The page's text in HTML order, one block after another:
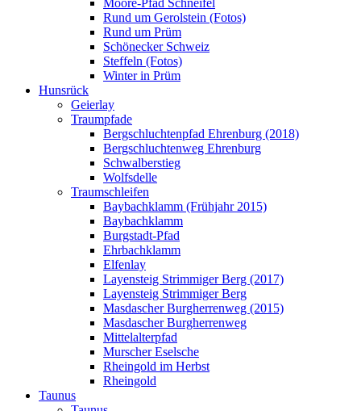
Moore-Pfad Schneifel
Rund um Gerolstein (Fotos)
Rund um Prüm
Schönecker Schweiz
Steffeln (Fotos)
Winter in Prüm
Hunsrück
Geierlay
Traumpfade
Bergschluchtenpfad Ehrenburg (2018)
Bergschluchtenweg Ehrenburg
Schwalberstieg
Wolfsdelle
Traumschleifen
Baybachklamm (Frühjahr 2015)
Baybachklamm
Burgstadt-Pfad
Ehrbachklamm
Elfenlay
Layensteig Strimmiger Berg (2017)
Layensteig Strimmiger Berg
Masdascher Burgherrenweg (2015)
Masdascher Burgherrenweg
Mittelalterpfad
Murscher Eselsche
Rheingold im Herbst
Rheingold
Taunus